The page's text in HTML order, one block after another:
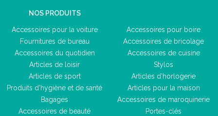
NOS PRODUITS
Accessoires pour la voiture
Fournitures de bureau
Accessoires du quotidien
Articles de loisir
Articles de sport
Produits d'hygiène et de santé
Bagages
Accessoires de beauté
Accessoires pour boire
Accessoires de bricolage
Accessoires de cuisine
Stylos
Articles d'horlogerie
Articles pour la maison
Accessoires de maroquinerie
Portes-clés